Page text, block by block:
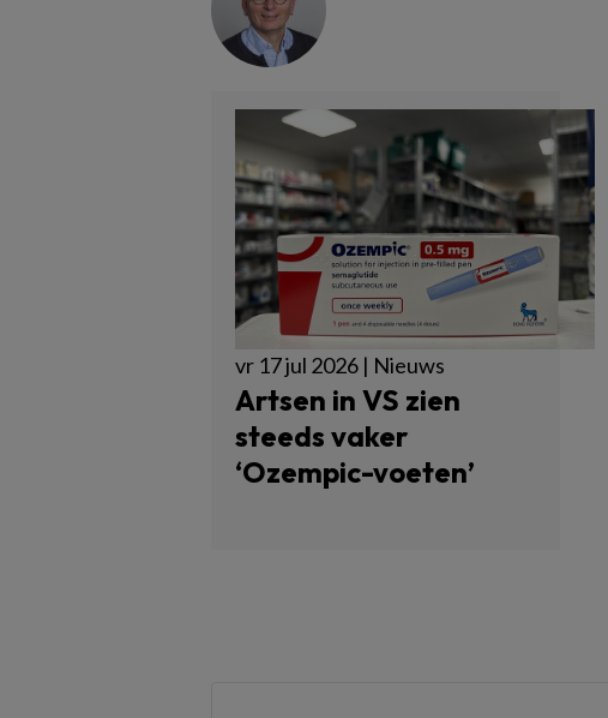
vr 17 jul 2026 | Nieuws
Artsen in VS zien
steeds vaker
‘Ozempic-voeten’